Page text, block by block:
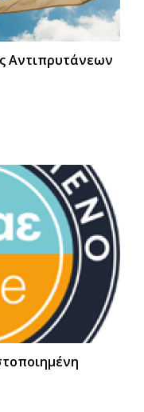
Αντιπρυτάνεων